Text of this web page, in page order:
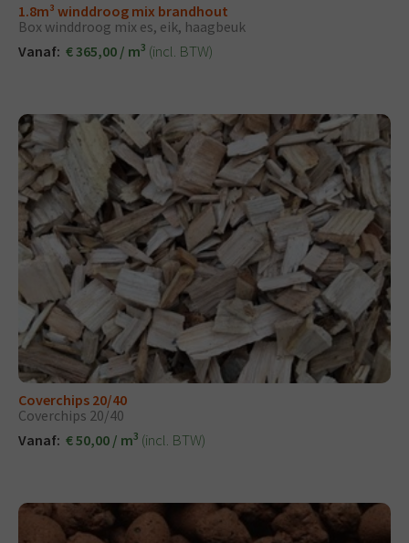
1.8m³ winddroog mix brandhout
Box winddroog mix es, eik, haagbeuk
Vanaf: € 365,00 / m3 (incl. BTW)
Coverchips 20/40
Coverchips 20/40
Vanaf: € 50,00 / m3 (incl. BTW)